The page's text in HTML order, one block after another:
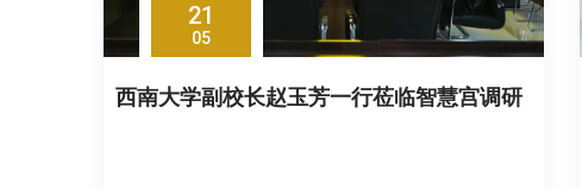
21
05
西南大学副校长赵玉芳一行莅临智慧宫调研